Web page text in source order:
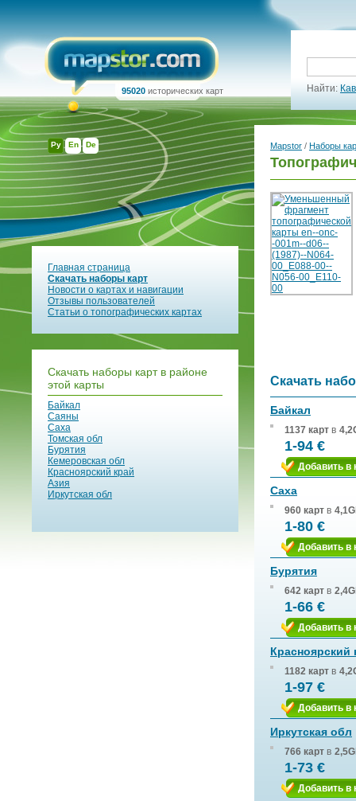
Ру En De
95020 исторических карт Найти:
Главная страница
Скачать наборы карт
Новости о картах и навигации
Отзывы пользователей
Статьи о топографических картах
Скачать наборы карт в районе
этой карты
Байкал
Саяны
Саха
Томская обл
Бурятия
Кемеровская обл
Красноярский край
Азия
Иркутская обл
Mapstor / Наборы
Скачать
Байкал
1137 карт в
1-94 €
Добавить в
Саха
960 карт в
1-80 €
Добавить в
Бурятия
642 карт в
1-66 €
Добавить в
Красноярский
1182 карт в
1-97 €
Добавить в
Иркутская обл
766 карт в
1-73 €
Добавить в